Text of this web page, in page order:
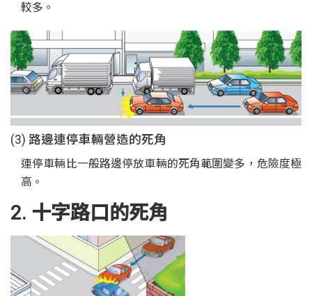
較多。
(3) 路邊連停車輛營造的死角
連停車輛比一般路邊停放車輛的死角範圍變多，危險度極
高。
2. 十字路口的死角